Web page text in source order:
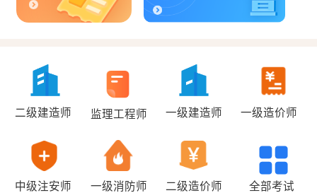
监理工程师
二级建造师 一级建造师 一级造价师
中级注安师 一级消防师 二级造价师 全部考试